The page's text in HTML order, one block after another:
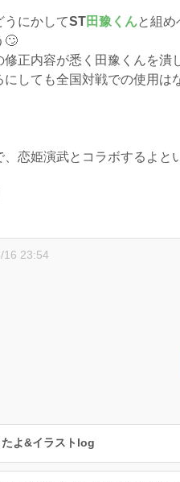
うにかしてST田豫くんと組め
🙄
修正内容が悉く田豫くんを潰
にしても全国対戦での使用は
、恋姫演武とコラボするよと
16 23:54
よ&イラストlog